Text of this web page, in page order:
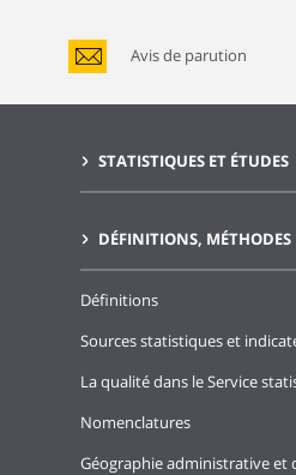
Avis de parution
STATISTIQUES ET ÉTUDES
DÉFINITIONS, MÉTHODES
Définitions
Sources statistiques et
La qualité dans le Service
Nomenclatures
Géographie administrative et